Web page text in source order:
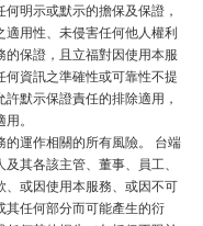
明示或默示的擔保及保證，
用性、未侵害任何他人權利
保證，且立福對因使用本服
資訊之準確性或可靠性不提
默示保證責任的排除適用，
。
運作相關的所有風險。 台端
其各該主管、董事、員工、
或因使用本服務、或因不可
其任何部分而可能產生的衍